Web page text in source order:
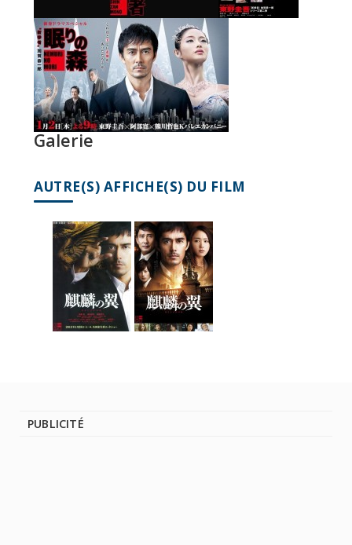
Galerie
AUTRE(S) AFFICHE(S) DU FILM
PUBLICITÉ